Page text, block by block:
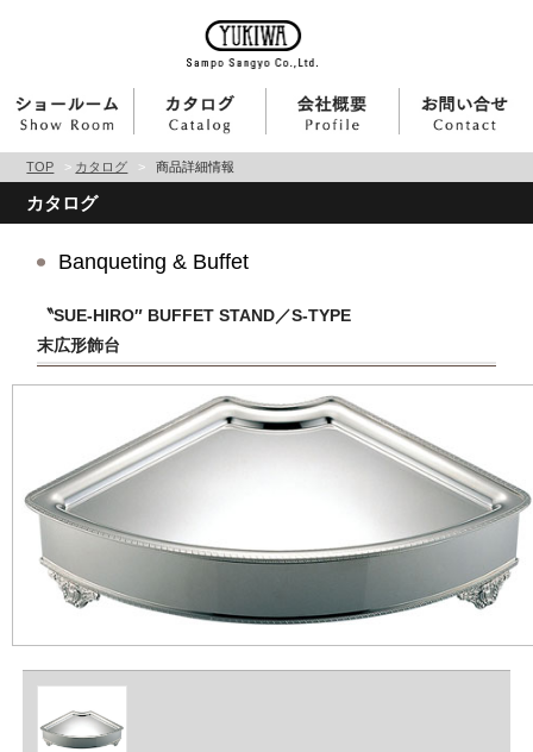
TOP > カタログ > 商品詳細情報
カタログ
Banqueting & Buffet
〝SUE-HIRO″ BUFFET STAND／S-TYPE
末広形飾台